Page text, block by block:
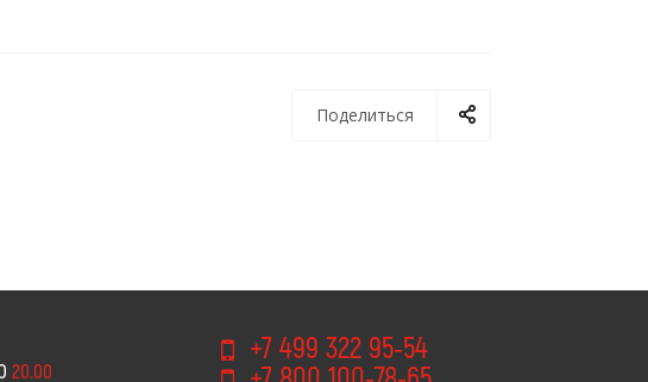
Поделиться
20.00
+7 499 322 95-54